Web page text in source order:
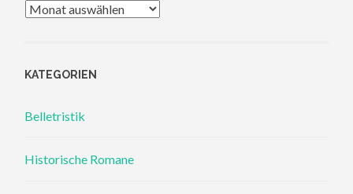
Archiv
KATEGORIEN
Belletristik
Historische Romane